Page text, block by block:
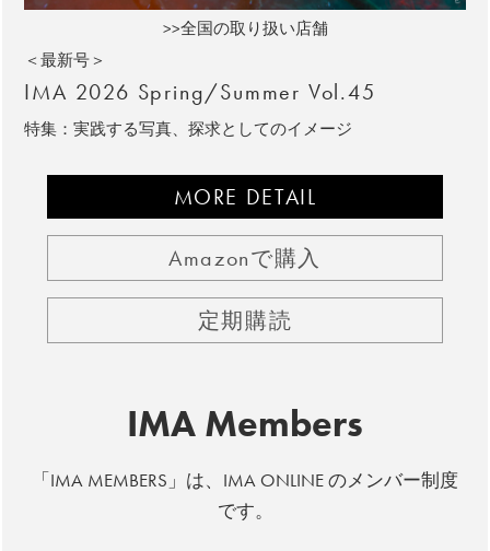
>>全国の取り扱い店舗
＜最新号＞
IMA 2026 Spring/Summer Vol.45
特集：実践する写真、探求としてのイメージ
MORE DETAIL
Amazonで購入
定期購読
IMA Members
「IMA MEMBERS」は、IMA ONLINE のメンバー制度
です。